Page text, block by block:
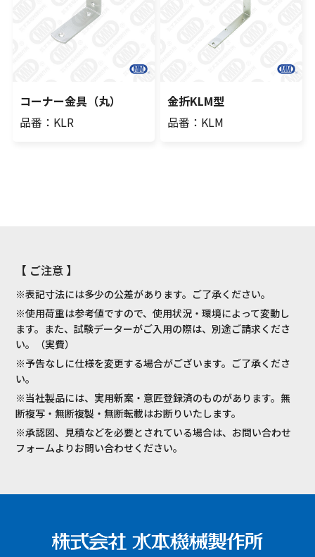
コーナー金具（丸）
品番：KLR
金折KLM型
品番：KLM
【 ご注意 】
※表記寸法には多少の公差があります。ご了承ください。
※使用荷重は参考値ですので、使用状況・環境によって変動し
ます。また、試験データーがご入用の際は、別途ご請求くださ
い。（実費）
※予告なしに仕様を変更する場合がございます。ご了承くださ
い。
※当社製品には、実用新案・意匠登録済のものがあります。無
断複写・無断複製・無断転載はお断りいたします。
※承認図、見積などを必要とされている場合は、お問い合わせ
フォームよりお問い合わせください。